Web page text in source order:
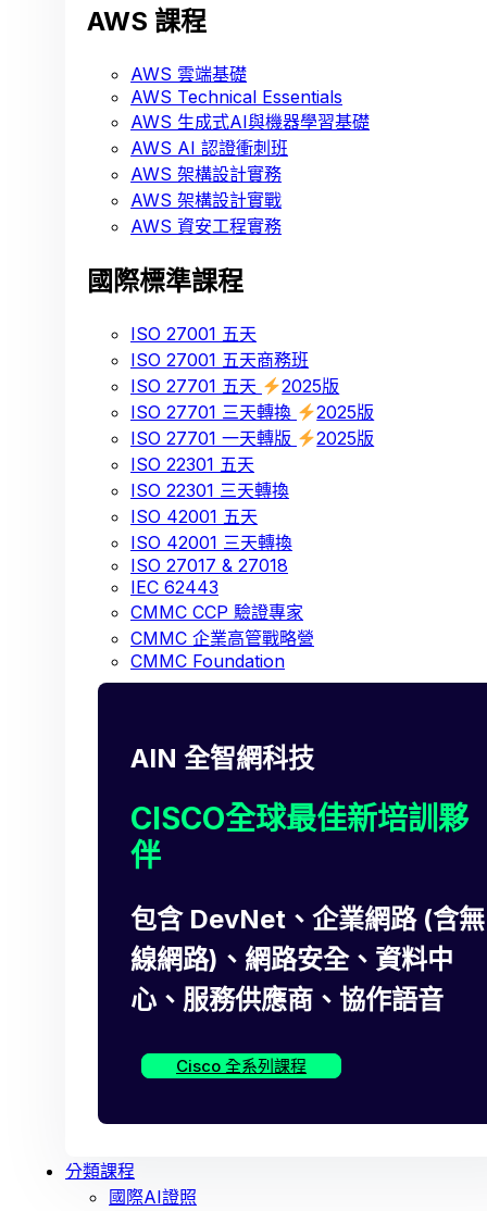
AWS 課程
AWS 雲端基礎
AWS Technical Essentials
AWS 生成式AI與機器學習基礎
AWS AI 認證衝刺班
AWS 架構設計實務
AWS 架構設計實戰
AWS 資安工程實務
國際標準課程
ISO 27001 五天
ISO 27001 五天商務班
ISO 27701 五天
2025版
ISO 27701 三天轉換
2025版
ISO 27701 一天轉版
2025版
ISO 22301 五天
ISO 22301 三天轉換
ISO 42001 五天
ISO 42001 三天轉換
ISO 27017 & 27018
IEC 62443
CMMC CCP 驗證專家
CMMC 企業高管戰略營
CMMC Foundation
AIN 全智網科技
CISCO全球最佳新培訓夥
伴
包含 DevNet、企業網路 (含無
線網路)、網路安全、資料中
心、服務供應商、協作語音
Cisco 全系列課程
分類課程
國際AI證照